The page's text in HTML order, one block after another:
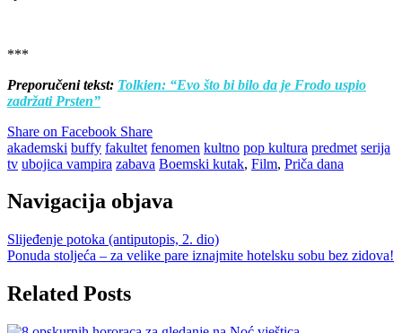
***
Preporučeni tekst: Tolkien: “Evo što bi bilo da je Frodo uspio
zadržati Prsten”
Share on Facebook Share
akademski buffy fakultet fenomen kultno pop kultura predmet serija
tv ubojica vampira zabava Boemski kutak, Film, Priča dana
Navigacija objava
Slijeđenje potoka (antiputopis, 2. dio)
Ponuda stoljeća – za velike pare iznajmite hotelsku sobu bez zidova!
Related Posts